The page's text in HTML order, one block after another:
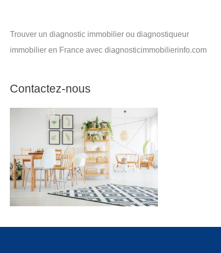
Trouver un diagnostic immobilier ou diagnostiqueur
immobilier en France avec diagnosticimmobilierinfo.com
Contactez-nous